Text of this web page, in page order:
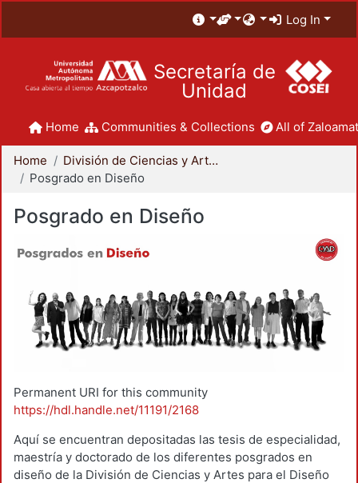
Log In
Secretaría de
Unidad
Home Communities & Collections All of
Home
División de Ciencias y Artes para el Diseño
Posgrado en Diseño
Posgrado en Diseño
Permanent URI for this community
https://hdl.handle.net/11191/2168
Aquí se encuentran depositadas las tesis de especialidad,
maestría y doctorado de los diferentes posgrados en
diseño de la División de Ciencias y Artes para el Diseño